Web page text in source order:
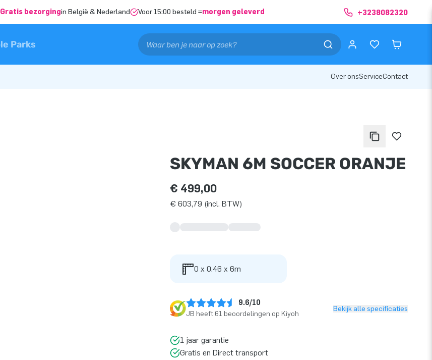
Gratis bezorgingin België & Nederland Voor 15:00 besteld =morgen geleverd +3238082320
Parks
Over onsServiceContact
SKYMAN 6M SOCCER ORANJE
€ 499,00
€ 603,79 (incl. BTW)
0 x 0.46 x 6m
9.6/10
JB heeft 61 beoordelingen op Kiyoh
Bekijk alle specificaties
1 jaar garantie
Gratis en Direct transport